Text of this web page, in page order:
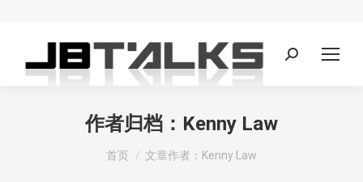
Search:
作者归档： Kenny Law
您在这里：
首页 文章作者：Kenny Law